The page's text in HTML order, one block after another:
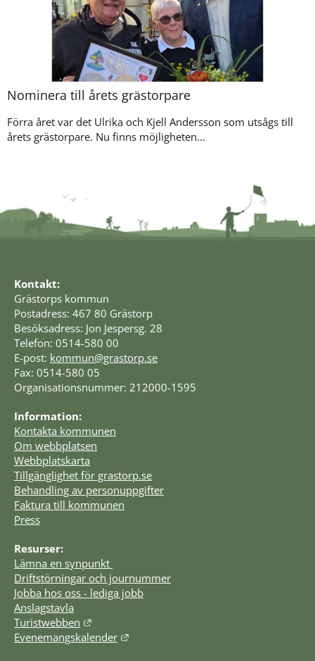
Nominera till årets grästorpare
Förra året var det Ulrika och Kjell Andersson som utsågs till
årets grästorpare. Nu finns möjligheten...
Kontakt:
Grästorps kommun
Postadress: 467 80 Grästorp
Besöksadress: Jon Jespersg. 28
Telefon: 0514-580 00
E-post: kommun@grastorp.se
Fax: 0514-580 05
Organisationsnummer: 212000-1595
Information:
Kontakta kommunen
Om webbplatsen
Webbplatskarta
Tillgänglighet för grastorp.se
Behandling av personuppgifter
Faktura till kommunen
Press
Resurser:
Lämna en synpunkt
Driftstörningar och journummer
Jobba hos oss - lediga jobb
Anslagstavla
Turistwebben
Länk till annan webbplats.
Evenemangskalender
Länk till annan webbplats.